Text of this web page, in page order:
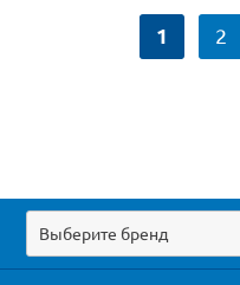
1 2
Выберите бренд